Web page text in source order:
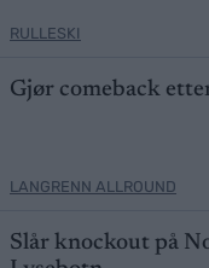
RULLESKI
Gjør comeback
LANGRENN ALLROUND
Slår knockout på